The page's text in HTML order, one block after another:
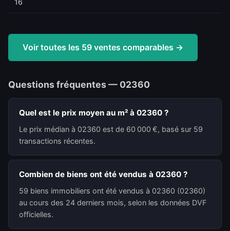
16
Voir toutes les 59 ventes comparables →
Questions fréquentes — 02360
Quel est le prix moyen au m² à 02360 ?
Le prix médian à 02360 est de 60 000 €, basé sur 59
transactions récentes.
Combien de biens ont été vendus à 02360 ?
59 biens immobiliers ont été vendus à 02360 (02360)
au cours des 24 derniers mois, selon les données DVF
officielles.